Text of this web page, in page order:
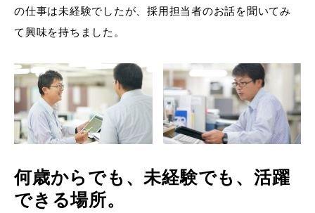
の仕事は未経験でしたが、採用担当者のお話を聞いてみ
て興味を持ちました。
何歳からでも、未経験でも、活躍
できる場所。